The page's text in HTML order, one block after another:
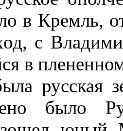
в Кремль,
с
в
русская
было